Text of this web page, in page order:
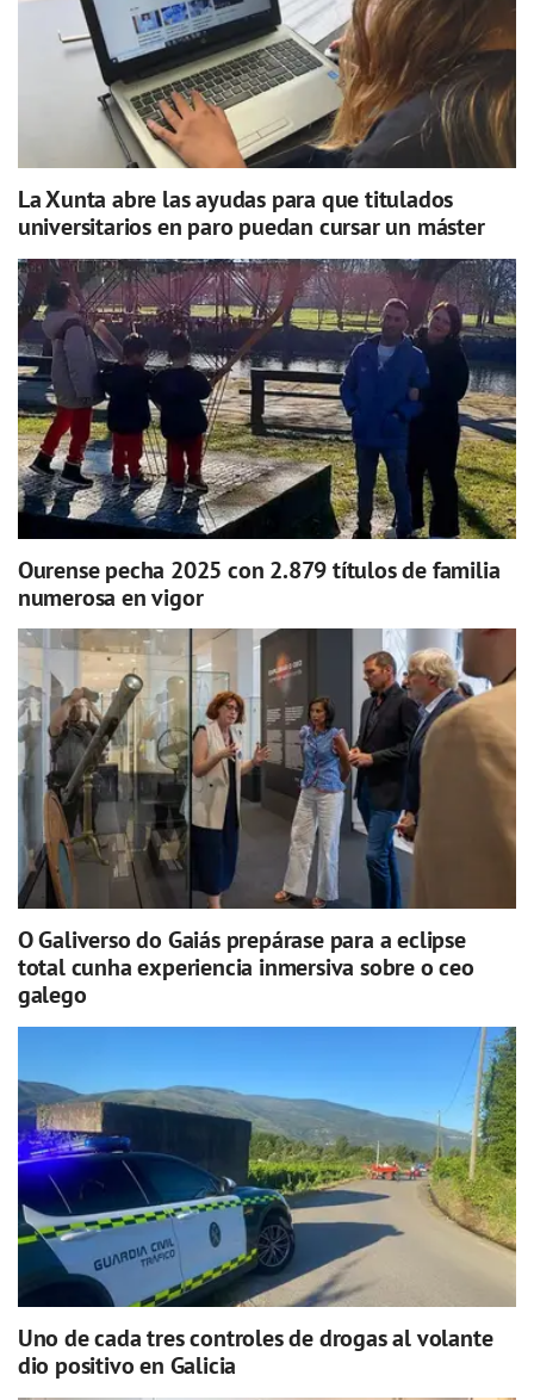
La Xunta abre las ayudas para que titulados
universitarios en paro puedan cursar un máster
Ourense pecha 2025 con 2.879 títulos de familia
numerosa en vigor
O Galiverso do Gaiás prepárase para a eclipse
total cunha experiencia inmersiva sobre o ceo
galego
Uno de cada tres controles de drogas al volante
dio positivo en Galicia